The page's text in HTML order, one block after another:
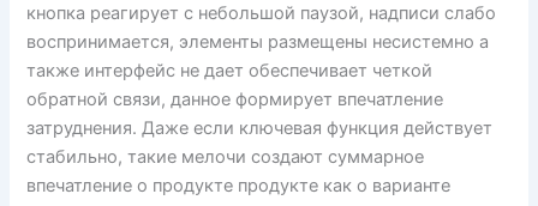
кнопка реагирует с небольшой паузой, надписи слабо
воспринимается, элементы размещены несистемно а
также интерфейс не дает обеспечивает четкой
обратной связи, данное формирует впечатление
затруднения. Даже если ключевая функция действует
стабильно, такие мелочи создают суммарное
впечатление о продукте продукте как о варианте